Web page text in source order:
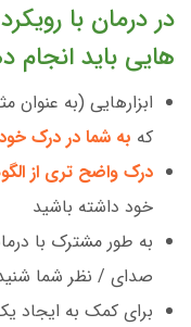
در درمان با
هایی باید انجام
ابزارهایی (به عنوان
که به شما در درک
درک واضح تری از
خود داشته باشید
به طور مشترک با
صدای / نظر شما
برای کمک به ایجاد